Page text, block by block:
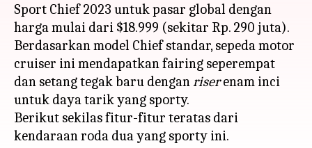
Sport Chief 2023 untuk pasar global dengan
harga mulai dari $18.999 (sekitar Rp. 290 juta).
Berdasarkan model Chief standar, sepeda motor
cruiser ini mendapatkan fairing seperempat
dan setang tegak baru denganriserenam inci
untuk daya tarik yang sporty.
Berikut sekilas fitur-fitur teratas dari